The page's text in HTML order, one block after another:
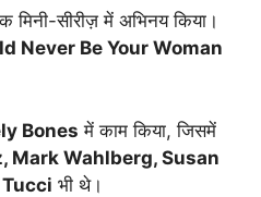
मिनी-सीरीज़ में अभिनय किया।
Never Be Your Woman
Bones में काम किया, जिसमें
Mark Wahlberg, Susan
भी थे।